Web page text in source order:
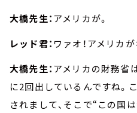
大橋先生： アメリカが。
レッド君： ワァオ！アメリカが
大橋先生： アメリカの財務省
に2回出しているんですね。
されまして、そこで“この国